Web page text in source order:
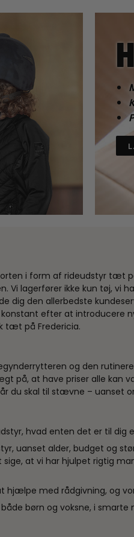
i form af rideudstyr tæt
lagerfører ikke kun tøj, vi
dig den allerbedste
efter at
tæt på Fredericia.
og den
på, at have priser alle kan
du skal til stævne – uanset
hvad enten det er til dig
uanset alder, budget og
at vi har hjulpet rigtig
hjælpe med rådgivning, og
børn og voksne, i